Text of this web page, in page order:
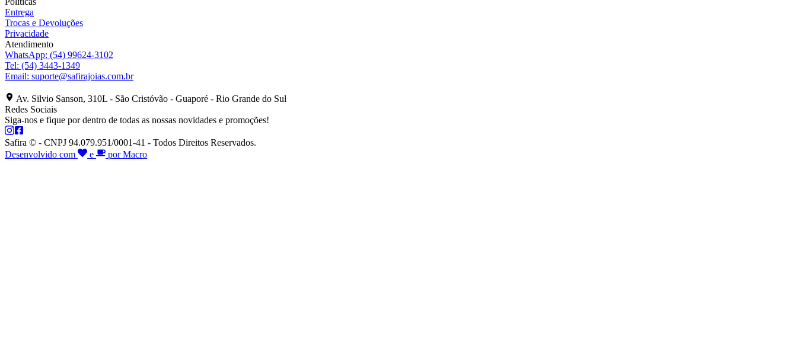
Entrega
Trocas e Devoluções
Privacidade
Atendimento
WhatsApp: (54) 99624-3102
Tel: (54) 3443-1349
Email: suporte@safirajoias.com.br
Av. Silvio Sanson, 310L - São Cristóvão - Guaporé - Rio Grande do Sul
Redes Sociais
Siga-nos e fique por dentro de todas as nossas novidades e promoções!
Safira © - CNPJ 94.079.951/0001-41 - Todos Direitos Reservados.
Desenvolvido com
e por Macro